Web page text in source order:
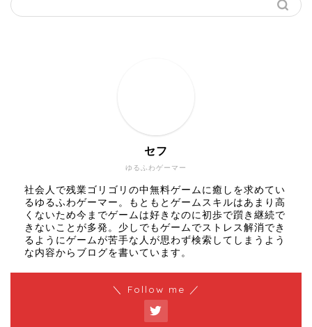
ゆるふわゲーマー
セフ
社会人で残業ゴリゴリの中無料ゲームに癒しを求めてい
るゆるふわゲーマー。もともとゲームスキルはあまり高
くないため今までゲームは好きなのに初歩で躓き継続で
きないことが多発。少しでもゲームでストレス解消でき
るようにゲームが苦手な人が思わず検索してしまうよう
な内容からブログを書いています。
＼ Follow me ／